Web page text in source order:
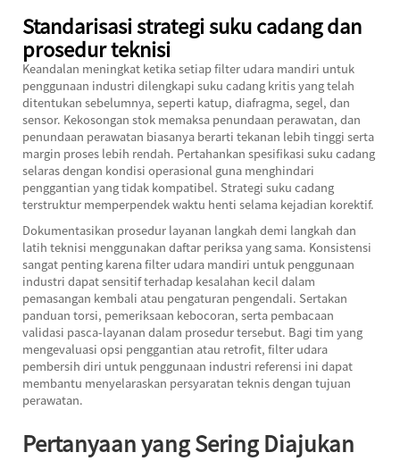
Standarisasi strategi suku cadang dan
prosedur teknisi
Keandalan meningkat ketika setiap filter udara mandiri untuk
penggunaan industri dilengkapi suku cadang kritis yang telah
ditentukan sebelumnya, seperti katup, diafragma, segel, dan
sensor. Kekosongan stok memaksa penundaan perawatan, dan
penundaan perawatan biasanya berarti tekanan lebih tinggi serta
margin proses lebih rendah. Pertahankan spesifikasi suku cadang
selaras dengan kondisi operasional guna menghindari
penggantian yang tidak kompatibel. Strategi suku cadang
terstruktur memperpendek waktu henti selama kejadian korektif.
Dokumentasikan prosedur layanan langkah demi langkah dan
latih teknisi menggunakan daftar periksa yang sama. Konsistensi
sangat penting karena filter udara mandiri untuk penggunaan
industri dapat sensitif terhadap kesalahan kecil dalam
pemasangan kembali atau pengaturan pengendali. Sertakan
panduan torsi, pemeriksaan kebocoran, serta pembacaan
validasi pasca-layanan dalam prosedur tersebut. Bagi tim yang
mengevaluasi opsi penggantian atau retrofit, filter udara
pembersih diri untuk penggunaan industri referensi ini dapat
membantu menyelaraskan persyaratan teknis dengan tujuan
perawatan.
Pertanyaan yang Sering Diajukan